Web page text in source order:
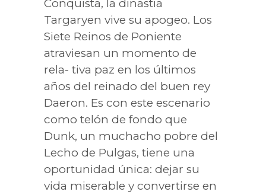
Conquista, la dinastia
Targaryen vive su apogeo. Los
Siete Reinos de Poniente
atraviesan un momento de
rela- tiva paz en los últimos
años del reinado del buen rey
Daeron. Es con este escenario
como telón de fondo que
Dunk, un muchacho pobre del
Lecho de Pulgas, tiene una
oportunidad única: dejar su
vida miserable y convertirse en